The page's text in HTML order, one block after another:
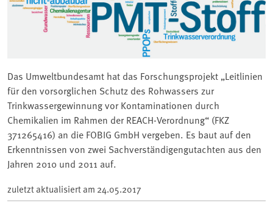
Das Umweltbundesamt hat das Forschungsprojekt „Leitlinien
für den vorsorglichen Schutz des Rohwassers zur
Trinkwassergewinnung vor Kontaminationen durch
Chemikalien im Rahmen der REACH-Verordnung“ (FKZ
371265416) an die FOBIG GmbH vergeben. Es baut auf den
Erkenntnissen von zwei Sachverständigengutachten aus den
Jahren 2010 und 2011 auf.
zuletzt aktualisiert am 24.05.2017